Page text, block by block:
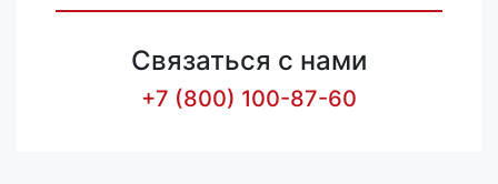
Связаться с нами
+7 (800) 100-87-60